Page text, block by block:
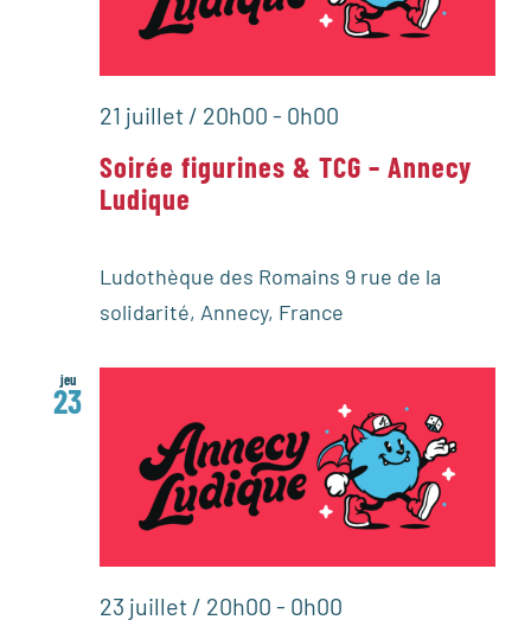
Soirée figurines & TCG – Annecy
Ludique
21 juillet / 20h00 - 0h00
Ludothèque des Romains 9 rue de la
solidarité, Annecy, France
jeu
23
23 juillet / 20h00 - 0h00